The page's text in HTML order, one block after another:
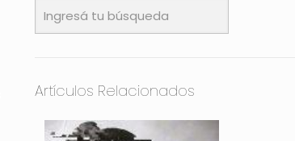
Artículos Relacionados